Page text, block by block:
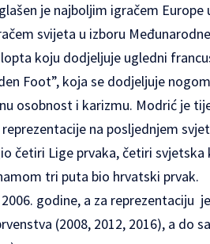
je najboljim igračem
svijeta u izboru
koju dodjeljuje ugledni
Foot”, koja se dodjeljuje
osobnost i karizmu. Modrić je
na posljednjem
četiri Lige prvaka, četiri svjetska
tri puta bio hrvatski prvak.
godine, a za reprezentaciju
(2008, 2012, 2016), a do